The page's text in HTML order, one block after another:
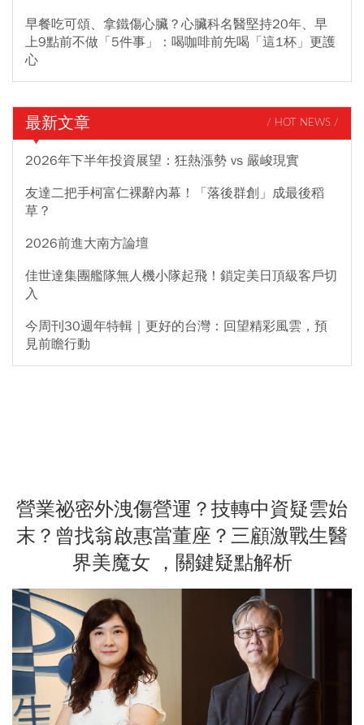
早餐吃可頌、拿鐵傷心臟？心臟科名醫堅持20年、早
上9點前不做「5件事」：喝咖啡前先喝「這1杯」更護
心
最新文章 / HOT NEWS /
2026年下半年投資展望：狂熱漲勢 vs 嚴峻現實
友達二把手柯富仁裸辭內幕！「落後群創」成最後稻
草？
2026前進大南方論壇
佳世達集團艦隊無人機小隊起飛！鎖定美日頂級客戶切
入
今周刊30週年特輯｜更好的台灣：回望精彩風雲，預
見前瞻行動
營業祕密外洩傷營運？技轉中資疑雲始
末？曾找翁啟惠當董座？三顧激戰生醫
界美魔女 ，關鍵疑點解析